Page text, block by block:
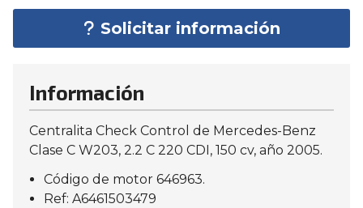
Solicitar información
Información
Centralita Check Control de Mercedes-Benz
Clase C W203, 2.2 C 220 CDI, 150 cv, año 2005.
Código de motor 646963.
Ref: A6461503479